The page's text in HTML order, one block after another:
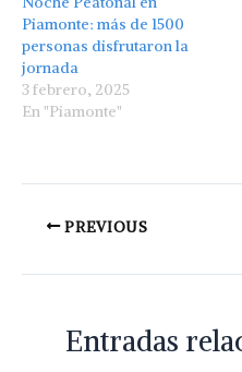
Piamonte: más de 1500
personas disfrutaron la
jornada
3 febrero, 2025
En "Piamonte"
PREVIOUS
Entradas